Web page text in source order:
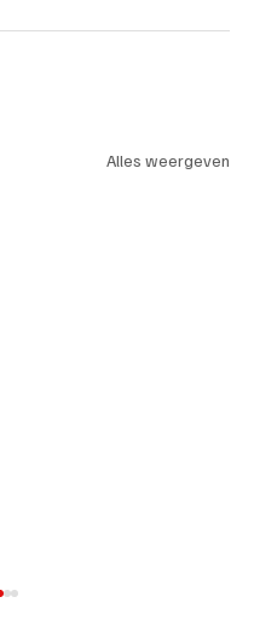
Alles weergeven